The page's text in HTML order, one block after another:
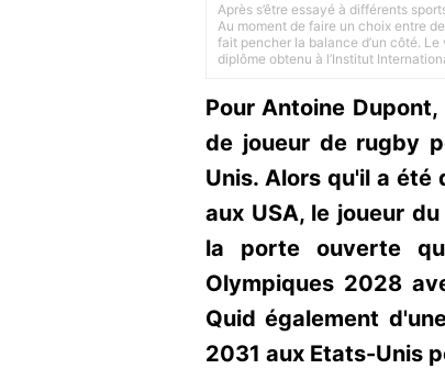
Après s’être essayé à différents
Au moment de faire un choix entre
fait pencher la balance d’un côté.
diplôme obtenu à l’Institut
Pour Antoine
de joueur de rugby
Unis. Alors qu'il a
aux USA, le joueur
la porte ouverte
Olympiques 2028
Quid également
2031 aux Etats-Unis